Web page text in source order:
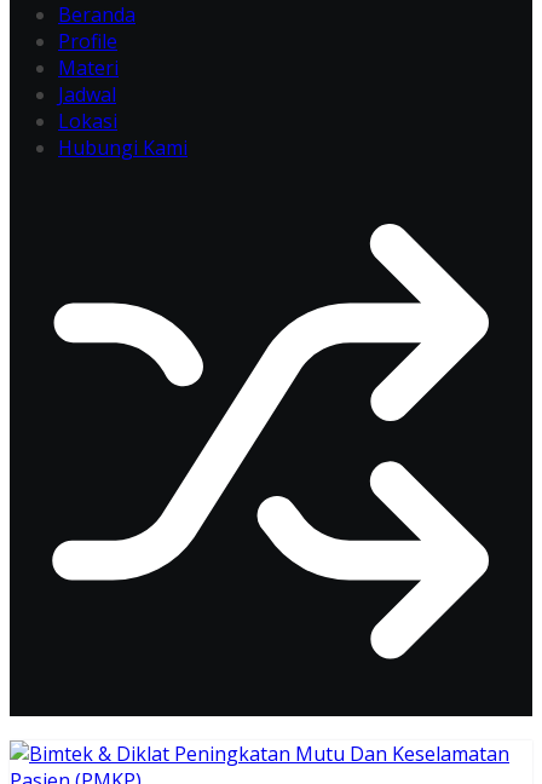
Beranda
Profile
Materi
Jadwal
Lokasi
Hubungi Kami